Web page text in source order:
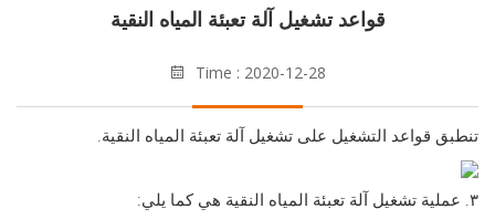
قواعد تشغيل آلة تعبئة المياه النقية
Time : 2020-12-28
قواعد التشغيل على تشغيل آلة تعبئة المياه النقية.